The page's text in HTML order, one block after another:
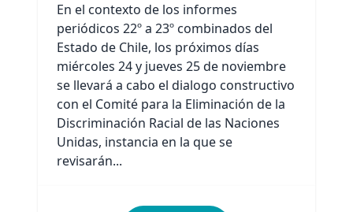
En el contexto de los informes
periódicos 22º a 23º combinados del
Estado de Chile, los próximos días
miércoles 24 y jueves 25 de noviembre
se llevará a cabo el dialogo constructivo
con el Comité para la Eliminación de la
Discriminación Racial de las Naciones
Unidas, instancia en la que se
revisarán...